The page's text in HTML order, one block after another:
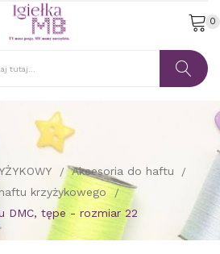
0
Akcesoria do haftu
krzyżykowego
DMC, tępe - rozmiar 22